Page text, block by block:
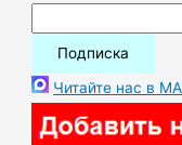
Читайте нас в